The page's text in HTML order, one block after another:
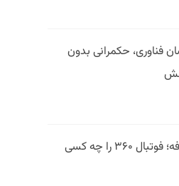
حکمرانی بدون
فیلتر در وقت اضافه؛ فوتبال ۳۶۰ را چه کسی